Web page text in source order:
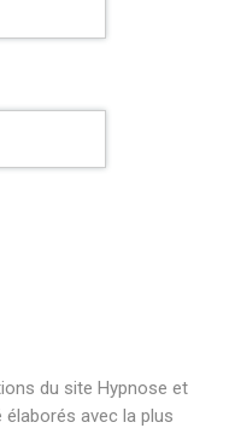
du site Hypnose et
élaborés avec la plus